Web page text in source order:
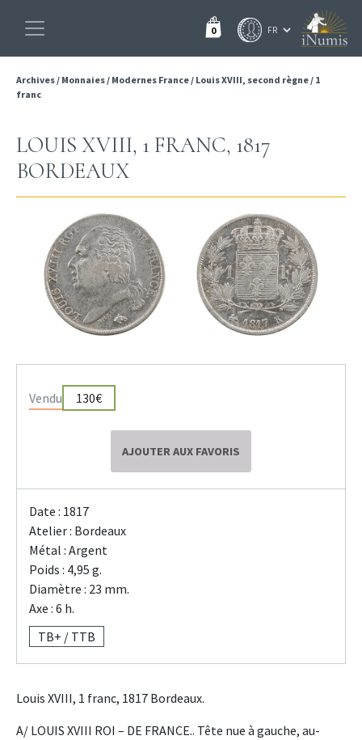
0
Archives/ Monnaies/ Modernes France/ Louis XVIII, second règne/ 1
franc
LOUIS XVIII, 1 FRANC, 1817
BORDEAUX
Vendu 130€
AJOUTER AUX FAVORIS
Date : 1817
Atelier : Bordeaux
Métal : Argent
Poids : 4,95 g.
Diamètre : 23 mm.
Axe : 6 h.
TB+ / TTB
Louis XVIII, 1 franc, 1817 Bordeaux.
A/ LOUIS XVIII ROI – DE FRANCE.. Tête nue à gauche, au-